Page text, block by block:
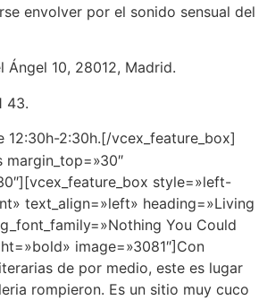
envolver por el sonido sensual del
Ángel 10, 28012, Madrid.
43.
12:30h-2:30h.[/vcex_feature_box]
margin_top=»30″
style=»left-
text_align=»left» heading=»Living
You Could
image=»3081″]Con
de por medio, este es lugar
rompieron. Es un sitio muy cuco